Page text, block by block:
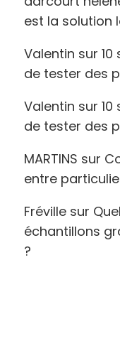
est la solution
Valentin sur
de tester des
Valentin sur
de tester des
MARTINS sur
entre
Fréville sur
échantillons
?